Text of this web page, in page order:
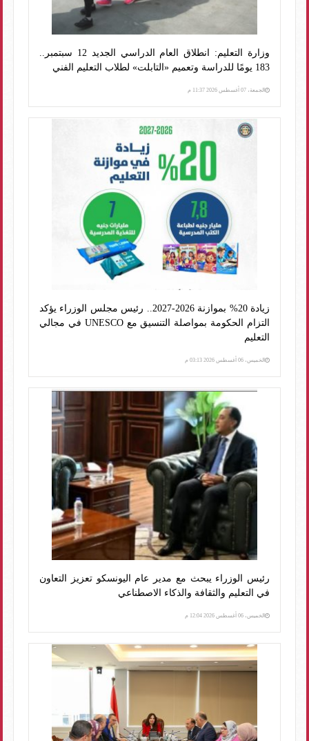
وزارة التعليم: انطلاق العام الدراسي الجديد 12 سبتمبر..
183 يومًا للدراسة وتعميم «التابلت» لطلاب التعليم الفني
الجمعة، 07 أغسطس 2026 11:37 م
زيادة 20% بموازنة 2026-2027.. رئيس مجلس الوزراء يؤكد
التزام الحكومة بمواصلة التنسيق مع UNESCO في مجالي
التعليم
الخميس، 06 أغسطس 2026 03:13 م
رئيس الوزراء يبحث مع مدير عام اليونسكو تعزيز التعاون
في التعليم والثقافة والذكاء الاصطناعي
الخميس، 06 أغسطس 2026 12:04 م